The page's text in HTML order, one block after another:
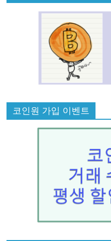
코인원 가입 이벤트